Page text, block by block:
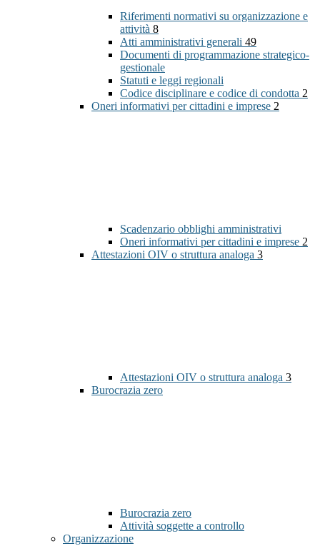
Riferimenti normativi su organizzazione e
attività 8
Atti amministrativi generali 49
Documenti di programmazione strategico-
gestionale
Statuti e leggi regionali
Codice disciplinare e codice di condotta 2
Oneri informativi per cittadini e imprese 2
Scadenzario obblighi amministrativi
Oneri informativi per cittadini e imprese 2
Attestazioni OIV o struttura analoga 3
Attestazioni OIV o struttura analoga 3
Burocrazia zero
Burocrazia zero
Attività soggette a controllo
Organizzazione